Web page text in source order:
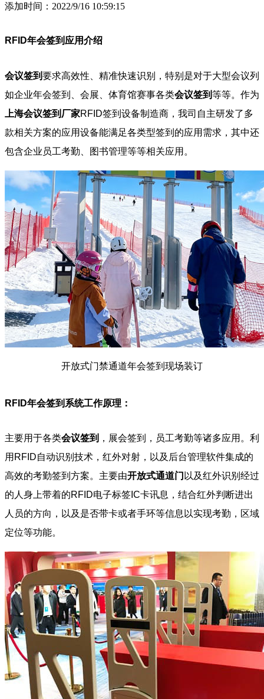
添加时间：2022/9/16 10:59:15
RFID年会签到应用介绍
会议签到要求高效性、精准快速识别，特别是对于大型会议列
如企业年会签到、会展、体育馆赛事各类会议签到等等。作为
上海会议签到厂家RFID签到设备制造商，我司自主研发了多
款相关方案的应用设备能满足各类型签到的应用需求，其中还
包含企业员工考勤、图书管理等等相关应用。
开放式门禁通道年会签到现场装订
RFID年会签到系统工作原理：
主要用于各类会议签到 ，展会签到，员工考勤等诸多应用。利
用RFID自动识别技术，红外对射，以及后台管理软件集成的
高效的考勤签到方案。主要由开放式通道门 以及红外识别经过
的人身上带着的RFID电子标签IC卡讯息，结合红外判断进出
人员的方向，以及是否带卡或者手环等信息以实现考勤，区域
定位等功能。